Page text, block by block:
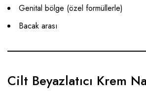
Genital bölge (özel formüllerle)
Bacak arası
Cilt Beyazlatıcı Krem